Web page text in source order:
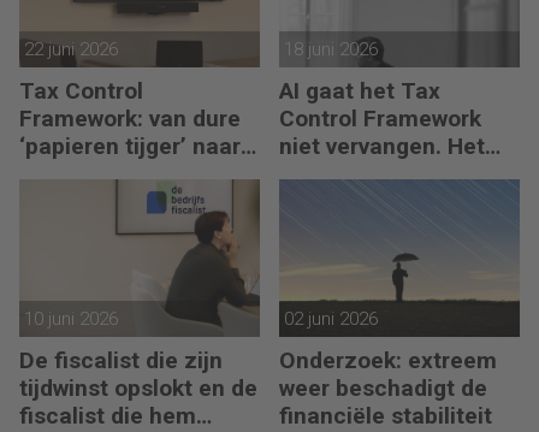
22 juni 2026
Tax Control
Framework: van dure
‘papieren tijger’ naar
digitaal stuurmiddel
18 juni 2026
AI gaat het Tax
Control Framework
niet vervangen. Het
maakt de fiscalist die
kan doorvragen alleen
10 juni 2026
De fiscalist die zijn
tijdwinst opslokt en de
fiscalist die hem
02 juni 2026
Onderzoek: extreem
weer beschadigt de
financiële stabiliteit